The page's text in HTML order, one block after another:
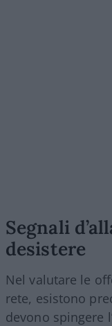
Segnali
desistere
Nel valutare le
rete, esistono
devono spingere